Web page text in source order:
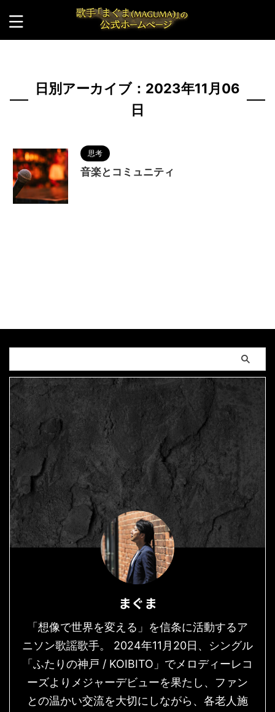
日別アーカイブ：2023年11月06
日
思考
音楽とコミュニティ
まぐま
「想像で世界を変える」を信条に活動するア
ニソン歌謡歌手。 2024年11月20日、シングル
「ふたりの神戸 / KOIBITO」でメロディーレコ
ーズよりメジャーデビューを果たし、ファン
との温かい交流を大切にしながら、各老人施